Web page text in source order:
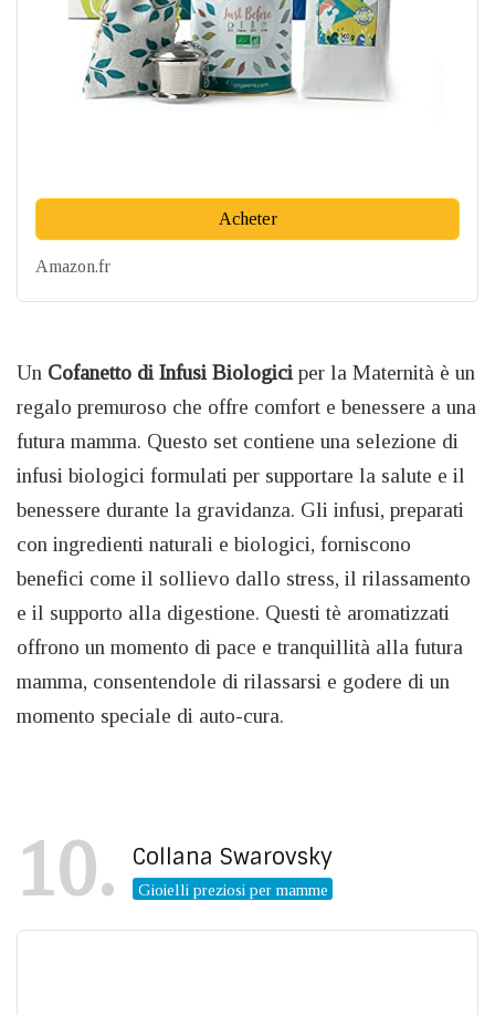
Acheter
Amazon.fr
Un Cofanetto di Infusi Biologici per la Maternità è un
regalo premuroso che offre comfort e benessere a una
futura mamma. Questo set contiene una selezione di
infusi biologici formulati per supportare la salute e il
benessere durante la gravidanza. Gli infusi, preparati
con ingredienti naturali e biologici, forniscono
benefici come il sollievo dallo stress, il rilassamento
e il supporto alla digestione. Questi tè aromatizzati
offrono un momento di pace e tranquillità alla futura
mamma, consentendole di rilassarsi e godere di un
momento speciale di auto-cura.
10 Collana Swarovsky
Gioielli preziosi per mamme